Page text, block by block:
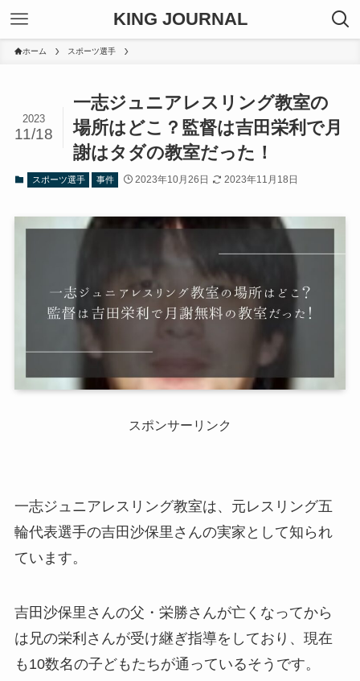
KING JOURNAL
ホーム スポーツ選手
一志ジュニアレスリング教室の
場所はどこ？監督は吉田栄利で月
謝はタダの教室だった！
2023
11/18
スポーツ選手 事件 2023年10月26日 2023年11月18日
スポンサーリンク
一志ジュニアレスリング教室は、元レスリング五
輪代表選手の吉田沙保里さんの実家として知られ
ています。
吉田沙保里さんの父・栄勝さんが亡くなってから
は兄の栄利さんが受け継ぎ指導をしており、現在
も10数名の子どもたちが通っているそうです。